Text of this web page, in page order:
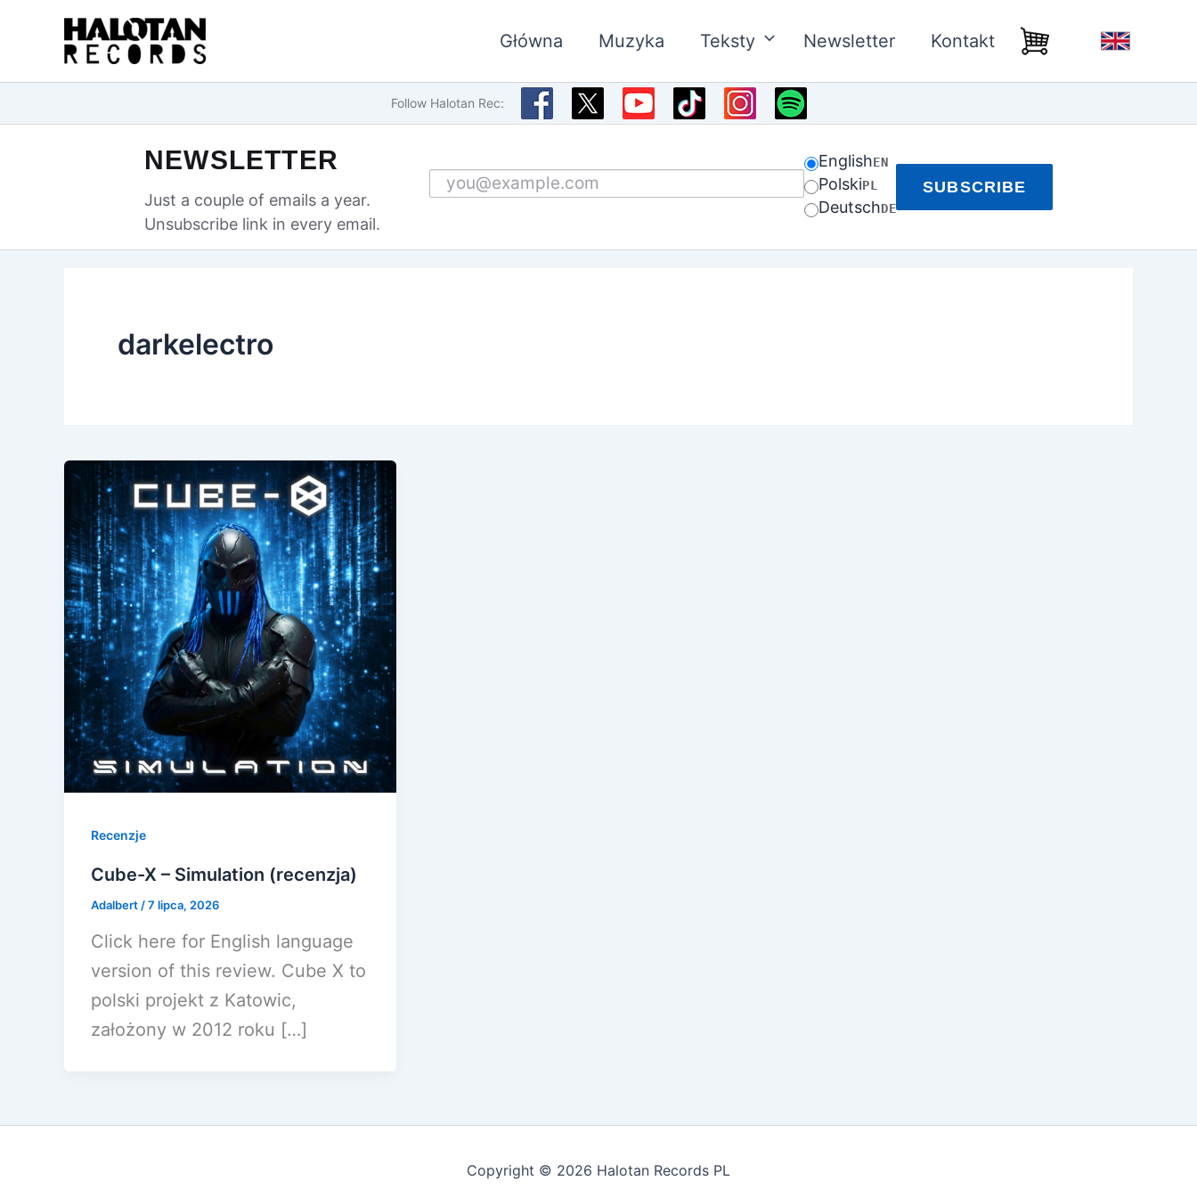
Główna Muzyka Teksty Newsletter Kontakt
Follow Halotan Rec:
NEWSLETTER
Just a couple of emails a year.
Unsubscribe link in every email.
Email address
EnglishEN
PolskiPL
DeutschDE
SUBSCRIBE
darkelectro
Recenzje
Cube-X – Simulation (recenzja)
Adalbert/7 lipca, 2026
Click here for English language
version of this review. Cube X to
polski projekt z Katowic,
założony w 2012 roku […]
Copyright © 2026 Halotan Records PL